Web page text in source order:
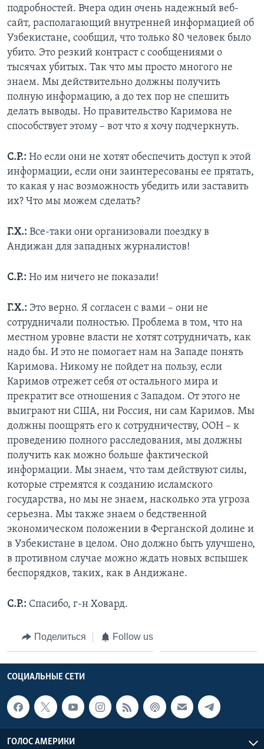
подробностей. Вчера один очень надежный веб-
сайт, располагающий внутренней информацией об
Узбекистане, сообщил, что только 80 человек было
убито. Это резкий контраст с сообщениями о
тысячах убитых. Так что мы просто многого не
знаем. Мы действительно должны получить
полную информацию, а до тех пор не спешить
делать выводы. Но правительство Каримова не
способствует этому – вот что я хочу подчеркнуть.
С.Р.: Но если они не хотят обеспечить доступ к этой
информации, если они заинтересованы ее прятать,
то какая у нас возможность убедить или заставить
их? Что мы можем сделать?
Г.Х.: Все-таки они организовали поездку в
Андижан для западных журналистов!
С.Р.: Но им ничего не показали!
Г.Х.: Это верно. Я согласен с вами – они не
сотрудничали полностью. Проблема в том, что на
местном уровне власти не хотят сотрудничать, как
надо бы. И это не помогает нам на Западе понять
Каримова. Никому не пойдет на пользу, если
Каримов отрежет себя от остального мира и
прекратит все отношения с Западом. От этого не
выиграют ни США, ни Россия, ни сам Каримов. Мы
должны поощрять его к сотрудничеству, ООН – к
проведению полного расследования, мы должны
получить как можно больше фактической
информации. Мы знаем, что там действуют силы,
которые стремятся к созданию исламского
государства, но мы не знаем, насколько эта угроза
серьезна. Мы также знаем о бедственной
экономическом положении в Ферганской долине и
в Узбекистане в целом. Оно должно быть улучшено,
в противном случае можно ждать новых вспышек
беспорядков, таких, как в Андижане.
С.Р.: Спасибо, г-н Ховард.
Поделиться Follow us
СОЦИАЛЬНЫЕ СЕТИ
ГОЛОС АМЕРИКИ